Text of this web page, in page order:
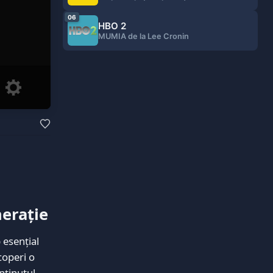
o
06
HBO 2
MUMIA de la Lee Cronin